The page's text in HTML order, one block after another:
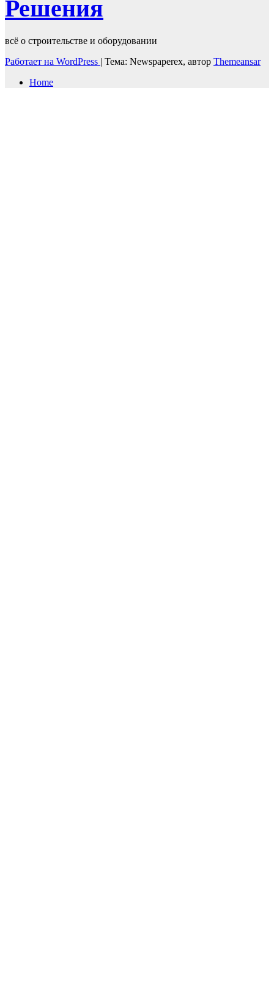
Решения
всё о строительстве и оборудовании
Работает на WordPress | Тема: Newspaperex, автор Themeansar
Home